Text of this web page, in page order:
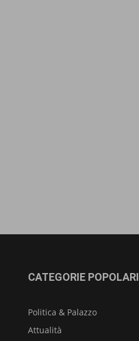
CATEGORIE POPOLARI
Politica & Palazzo
Attualità